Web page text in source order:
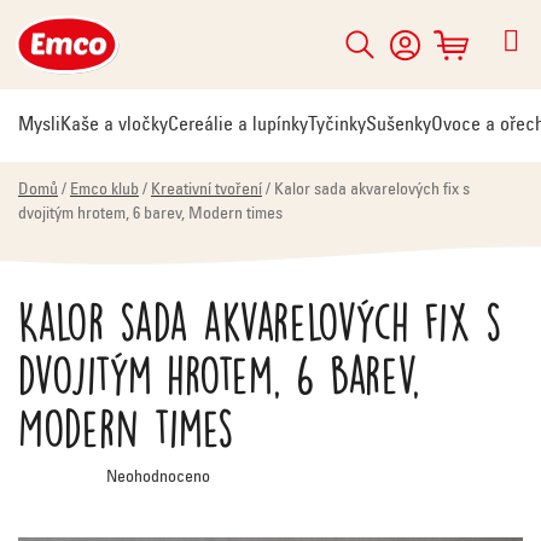
na
obsah
Hledat
NÁKUPNÍ
KOŠÍK
MysliKaše a vločkyCereálie a lupínky TyčinkySušenkyOvoce a
Domů / Emco klub / Kreativní tvoření / Kalor sada akvarelových fix s
dvojitým hrotem, 6 barev, Modern times
Kalor sada akvarelových fix s
dvojitým hrotem, 6 barev,
Modern times
Průměrné
hodnocení
Neohodnoceno